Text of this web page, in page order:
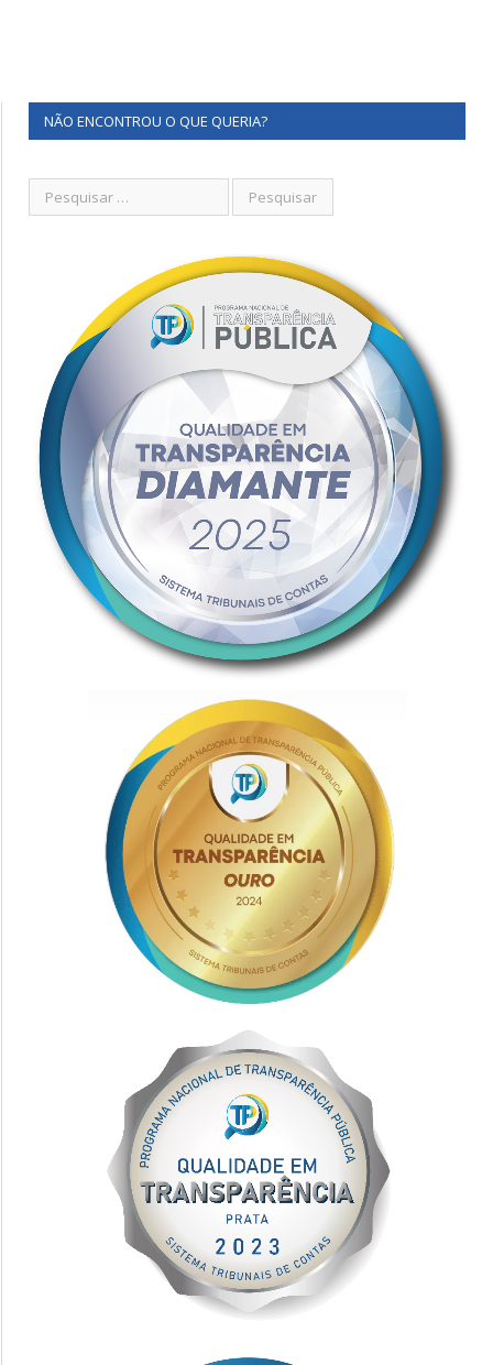
NÃO ENCONTROU O QUE QUERIA?